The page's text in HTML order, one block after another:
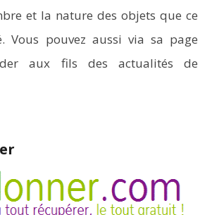
et la nature des objets que ce
Vous pouvez aussi via sa page
aux fils des actualités de